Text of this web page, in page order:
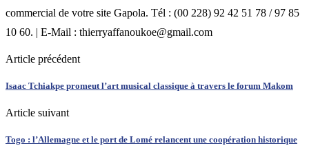
commercial de votre site Gapola. Tél : (00 228) 92 42 51 78 / 97 85
10 60. | E-Mail : thierryaffanoukoe@gmail.com
Article précédent
Isaac Tchiakpe promeut l’art musical classique à travers le forum Makom
Article suivant
Togo : l’Allemagne et le port de Lomé relancent une coopération historique